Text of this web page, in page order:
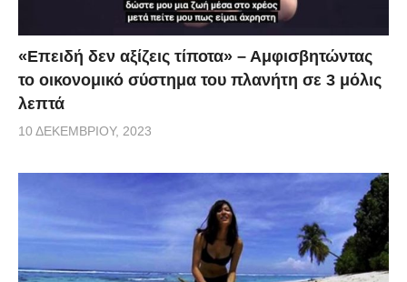
«Επειδή δεν αξίζεις τίποτα» – Αμφισβητώντας
το οικονομικό σύστημα του πλανήτη σε 3 μόλις
λεπτά
10 ΔΕΚΕΜΒΡΊΟΥ, 2023